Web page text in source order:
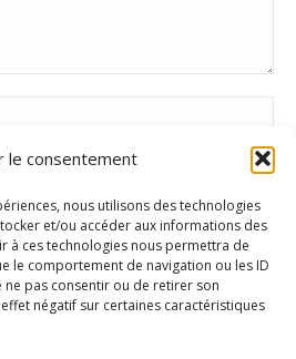
le consentement
nous utilisons des technologies
et/ou accéder aux informations des
à ces technologies nous permettra de
le comportement de navigation ou les ID
ne pas consentir ou de retirer son
négatif sur certaines caractéristiques